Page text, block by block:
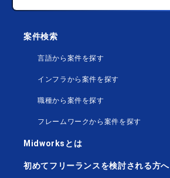
案件検索
言語から案件を探す
インフラから案件を探す
職種から案件を探す
フレームワークから案件を探す
Midworksとは
初めてフリーランスを検討される方へ